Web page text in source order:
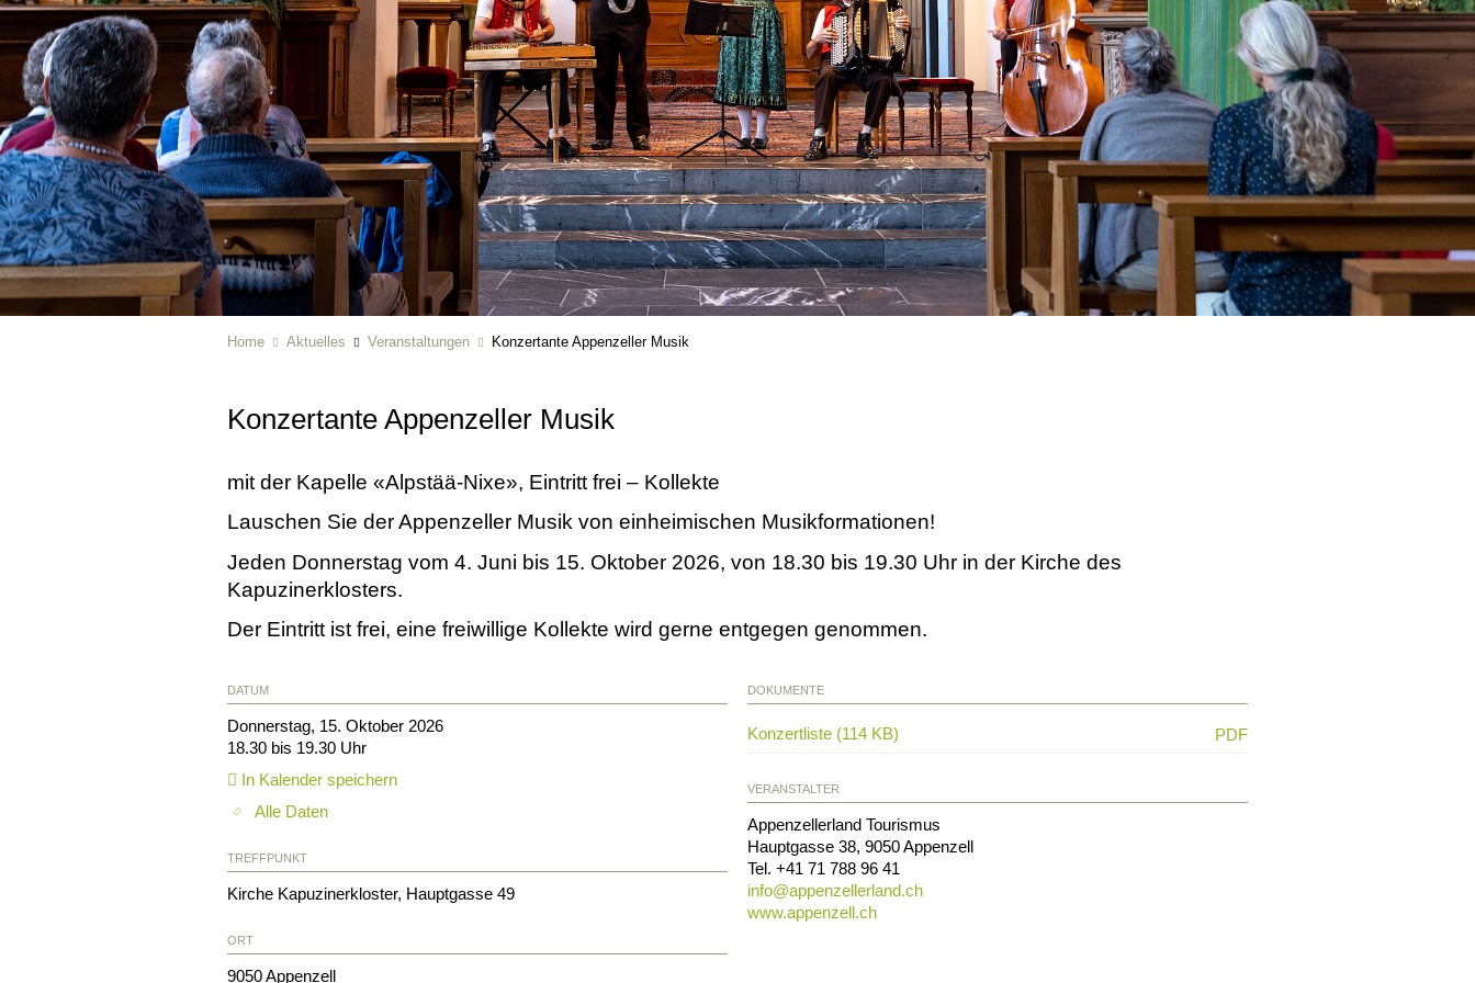
Home Aktuelles Veranstaltungen Konzertante Appenzeller Musik
Konzertante Appenzeller Musik
mit der Kapelle «Alpstää-Nixe», Eintritt frei – Kollekte
Lauschen Sie der Appenzeller Musik von einheimischen Musikformationen!
Jeden Donnerstag vom 4. Juni bis 15. Oktober 2026, von 18.30 bis 19.30 Uhr in der Kirche des
Kapuzinerklosters.
Der Eintritt ist frei, eine freiwillige Kollekte wird gerne entgegen genommen.
DATUM
Donnerstag, 15. Oktober 2026
18.30 bis 19.30 Uhr
In Kalender speichern
Alle Daten
TREFFPUNKT
Kirche Kapuzinerkloster, Hauptgasse 49
ORT
9050Appenzell
DOKUMENTE
Konzertliste (114 KB) PDF
VERANSTALTER
Appenzellerland Tourismus
Hauptgasse 38,9050Appenzell
Tel.+41 71 788 96 41
info@appenzellerland.ch
www.appenzell.ch